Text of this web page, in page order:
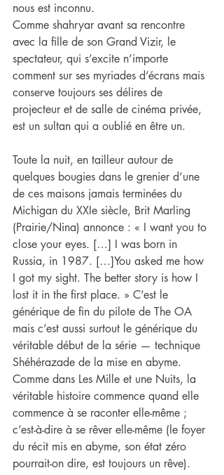
nous est inconnu.
Comme shahryar avant sa rencontre
avec la fille de son Grand Vizir, le
spectateur, qui s’excite n’importe
comment sur ses myriades d’écrans mais
conserve toujours ses délires de
projecteur et de salle de cinéma privée,
est un sultan qui a oublié en être un.
Toute la nuit, en tailleur autour de
quelques bougies dans le grenier d’une
de ces maisons jamais terminées du
Michigan du XXIe siècle, Brit Marling
(Prairie/Nina) annonce : « I want you to
close your eyes. […] I was born in
Russia, in 1987. […]You asked me how
I got my sight. The better story is how I
lost it in the first place. » C’est le
générique de fin du pilote de The OA
mais c’est aussi surtout le générique du
véritable début de la série — technique
Shéhérazade de la mise en abyme.
Comme dans Les Mille et une Nuits, la
véritable histoire commence quand elle
commence à se raconter elle-même ;
c’est-à-dire à se rêver elle-même (le foyer
du récit mis en abyme, son état zéro
pourrait-on dire, est toujours un rêve).